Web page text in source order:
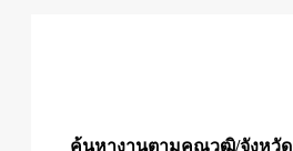
ค้นหางานตามคุณวุฒิ/จังหวัด